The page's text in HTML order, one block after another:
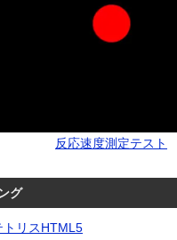
反応速度測定テスト
グ
トリスHTML5